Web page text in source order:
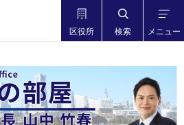
区役所 検索 メニュー